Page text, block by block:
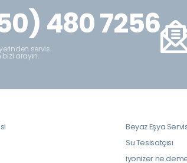
480 7256
servis
arayın.
Beyaz Eşya
Su Tesisatçısı
iyonizer ne